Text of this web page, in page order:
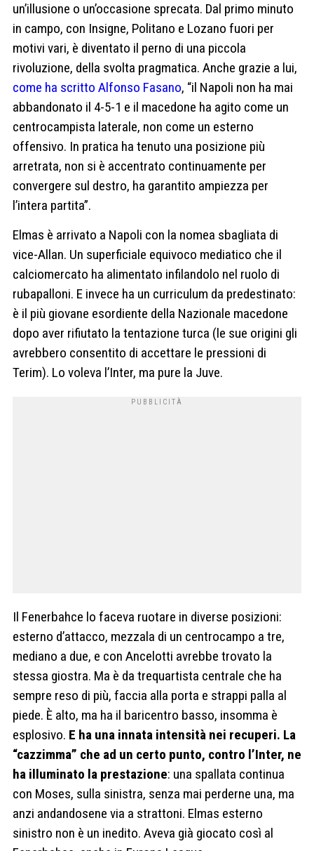
un’illusione o un’occasione sprecata. Dal primo minuto
in campo, con Insigne, Politano e Lozano fuori per
motivi vari, è diventato il perno di una piccola
rivoluzione, della svolta pragmatica. Anche grazie a lui,
come ha scritto Alfonso Fasano, “il Napoli non ha mai
abbandonato il 4-5-1 e il macedone ha agito come un
centrocampista laterale, non come un esterno
offensivo. In pratica ha tenuto una posizione più
arretrata, non si è accentrato continuamente per
convergere sul destro, ha garantito ampiezza per
l’intera partita”.
Elmas è arrivato a Napoli con la nomea sbagliata di
vice-Allan. Un superficiale equivoco mediatico che il
calciomercato ha alimentato infilandolo nel ruolo di
rubapalloni. E invece ha un curriculum da predestinato:
è il più giovane esordiente della Nazionale macedone
dopo aver rifiutato la tentazione turca (le sue origini gli
avrebbero consentito di accettare le pressioni di
Terim). Lo voleva l’Inter, ma pure la Juve.
Il Fenerbahce lo faceva ruotare in diverse posizioni:
esterno d’attacco, mezzala di un centrocampo a tre,
mediano a due, e con Ancelotti avrebbe trovato la
stessa giostra. Ma è da trequartista centrale che ha
sempre reso di più, faccia alla porta e strappi palla al
piede. È alto, ma ha il baricentro basso, insomma è
esplosivo. E ha una innata intensità nei recuperi. La
“cazzimma” che ad un certo punto, contro l’Inter, ne
ha illuminato la prestazione: una spallata continua
con Moses, sulla sinistra, senza mai perderne una, ma
anzi andandosene via a strattoni. Elmas esterno
sinistro non è un inedito. Aveva già giocato così al